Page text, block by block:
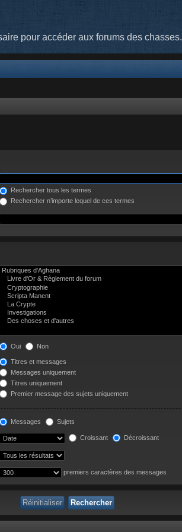
pour accéder aux forums des chasses.
Rechercher tous les termes
Rechercher n’importe lequel de ces termes
Oui Non
Titres et messages
Messages uniquement
Titres uniquement
Premier message des sujets uniquement
Messages Sujets
Croissant Décroissant
premiers caractères des messages